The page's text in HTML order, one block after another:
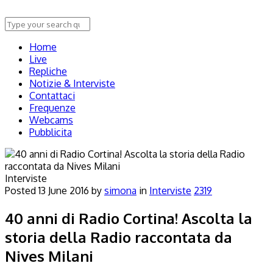
Home
Live
Repliche
Notizie & Interviste
Contattaci
Frequenze
Webcams
Pubblicita
Interviste
Posted13 June 2016 by simona in Interviste 2319
40 anni di Radio Cortina! Ascolta la
storia della Radio raccontata da
Nives Milani